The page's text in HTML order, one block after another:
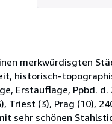
merkwürdisgten
historisch-
Erstauflage, Ppbd.
Triest (3), Prag (10),
sehr schönen